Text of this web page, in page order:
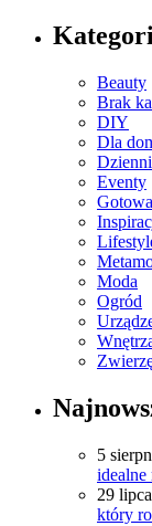
Beauty
Brak
DIY
Dla
Eventy
Moda
Ogród
5
29
który